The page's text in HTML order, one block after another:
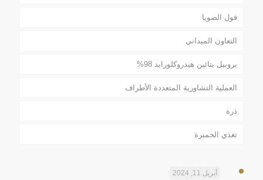
فول الصويا
التعاون الميداني
بروبيل بتائين هيدروكلورايد 98%
العملية التشاورية المتعددة الأطراف
ذرة
تغذي الخميرة
أبريل 11, 2024